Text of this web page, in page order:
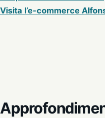
Visita l’e-commerce